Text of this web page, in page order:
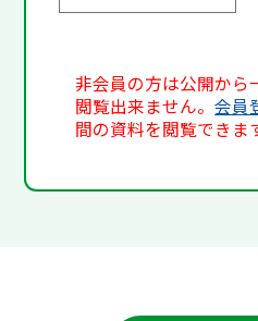
非会員の方は公開から
閲覧出来ません。会員
間の資料を閲覧できま